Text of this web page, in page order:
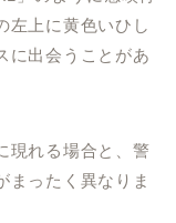
左上に黄色いひし
に出会うことがあ
現れる場合と、警
まったく異なりま